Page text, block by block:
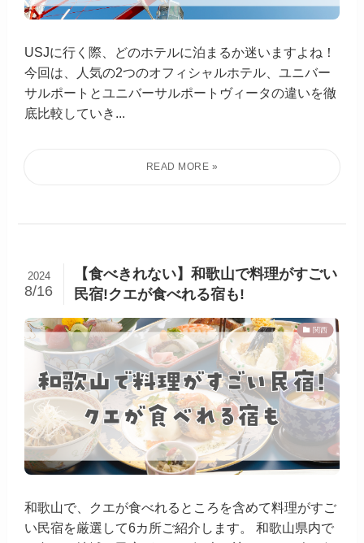
USJに行く際、どのホテルに泊まるか迷いますよね！
今回は、人気の2つのオフィシャルホテル、ユニバー
サルポートとユニバーサルポートヴィータの違いを徹
底比較していき...
【食べきれない】和歌山で料理がすごい
民宿!クエが食べれる宿も!
2024
8/16
関西
和歌山で、クエが食べれるところを含めて料理がすご
い民宿を厳選して6カ所ご紹介します。 和歌山県内で